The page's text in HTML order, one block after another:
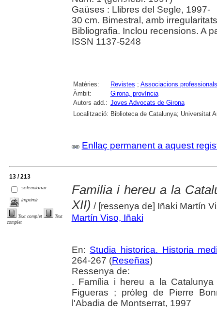
Gaüses : Llibres del Segle, 1997-
30 cm. Bimestral, amb
Bibliografia. Inclou recensions. A
ISSN 1137-5248
Matèries: Revistes ; Associacions professionals
Àmbit:
Girona, província
Autors add.: Joves Advocats de Girona
Localització: Biblioteca de Catalunya; Universitat
Enllaç permanent a aquest
13 / 213
seleccionar
imprimir
Text complet
Text
complet
Familia i hereu a la
XII) / [ressenya de] Iñaki Martín
Martín Viso, Iñaki
En: Studia historica. Historia
264-267 (Reseñas)
Ressenya de:
. Família i hereu a la
Figueras ; pròleg de Pierre
l'Abadia de Montserrat, 1997